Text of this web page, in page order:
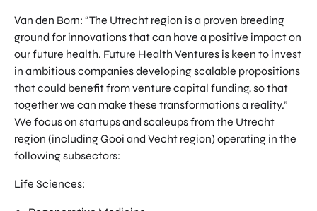
Van den Born: “The Utrecht region is a proven breeding
ground for innovations that can have a positive impact on
our future health. Future Health Ventures is keen to invest
in ambitious companies developing scalable propositions
that could benefit from venture capital funding, so that
together we can make these transformations a reality.”
We focus on startups and scaleups from the Utrecht
region (including Gooi and Vecht region) operating in the
following subsectors:
Life Sciences: